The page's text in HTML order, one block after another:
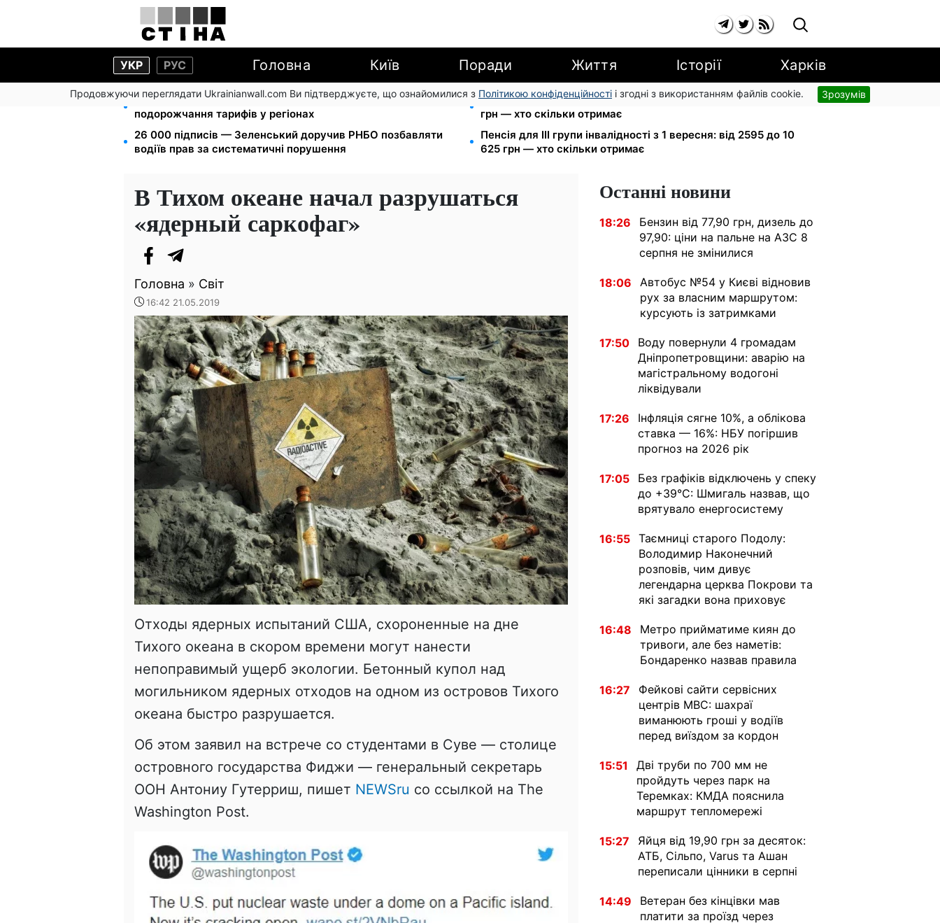
УКР РУС Головна Київ Поради Життя Історії Харків
Продовжуючи переглядати Ukrainianwall.com Ви підтверджуєте, що ознайомилися з Політикою конфіденційності і згодні з використанням файлів cookie. Зрозумів
125 грн за куб води: закон №4777 запустив подвійне
подорожчання тарифів у регіонах
Пенсія по інвалідності III групи з вересня: від 2595 до 10 625
грн — хто скільки отримає
26 000 підписів — Зеленський доручив РНБО позбавляти
водіїв прав за систематичні порушення
Пенсія для III групи інвалідності з 1 вересня: від 2595 до 10
625 грн — хто скільки отримає
В Тихом океане начал разрушаться
«ядерный саркофаг»
Головна » Світ
16:42 21.05.2019
Отходы ядерных испытаний США, схороненные на дне
Тихого океана в скором времени могут нанести
непоправимый ущерб экологии. Бетонный купол над
могильником ядерных отходов на одном из островов Тихого
океана быстро разрушается.
Об этом заявил на встрече со студентами в Суве — столице
островного государства Фиджи — генеральный секретарь
ООН Антониу Гутерриш, пишет NEWSru со ссылкой на The
Washington Post.
Останні новини
18:26
Бензин від 77,90 грн, дизель до
97,90: ціни на пальне на АЗС 8
серпня не змінилися
18:06
Автобус №54 у Києві відновив
рух за власним маршрутом:
курсують із затримками
17:50
Воду повернули 4 громадам
Дніпропетровщини: аварію на
магістральному водогоні
ліквідували
17:26
Інфляція сягне 10%, а облікова
ставка — 16%: НБУ погіршив
прогноз на 2026 рік
17:05
Без графіків відключень у спеку
до +39°C: Шмигаль назвав, що
врятувало енергосистему
16:55 Таємниці старого Подолу:
Володимир Наконечний
розповів, чим дивує
легендарна церква Покрови та
які загадки вона приховує
16:48
Метро прийматиме киян до
тривоги, але без наметів:
Бондаренко назвав правила
16:27
Фейкові сайти сервісних
центрів МВС: шахраї
виманюють гроші у водіїв
перед виїздом за кордон
15:51
Дві труби по 700 мм не
пройдуть через парк на
Теремках: КМДА пояснила
маршрут тепломережі
15:27
Яйця від 19,90 грн за десяток:
АТБ, Сільпо, Varus та Ашан
переписали цінники в серпні
14:49
Ветеран без кінцівки мав
платити за проїзд через